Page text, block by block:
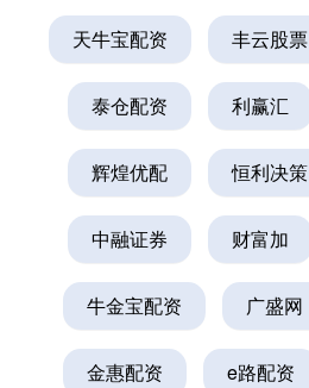
天牛宝配资 丰云股票
泰仓配资 利赢汇
辉煌优配 恒利决策
中融证券 财富加
牛金宝配资 广盛网
金惠配资 e路配资